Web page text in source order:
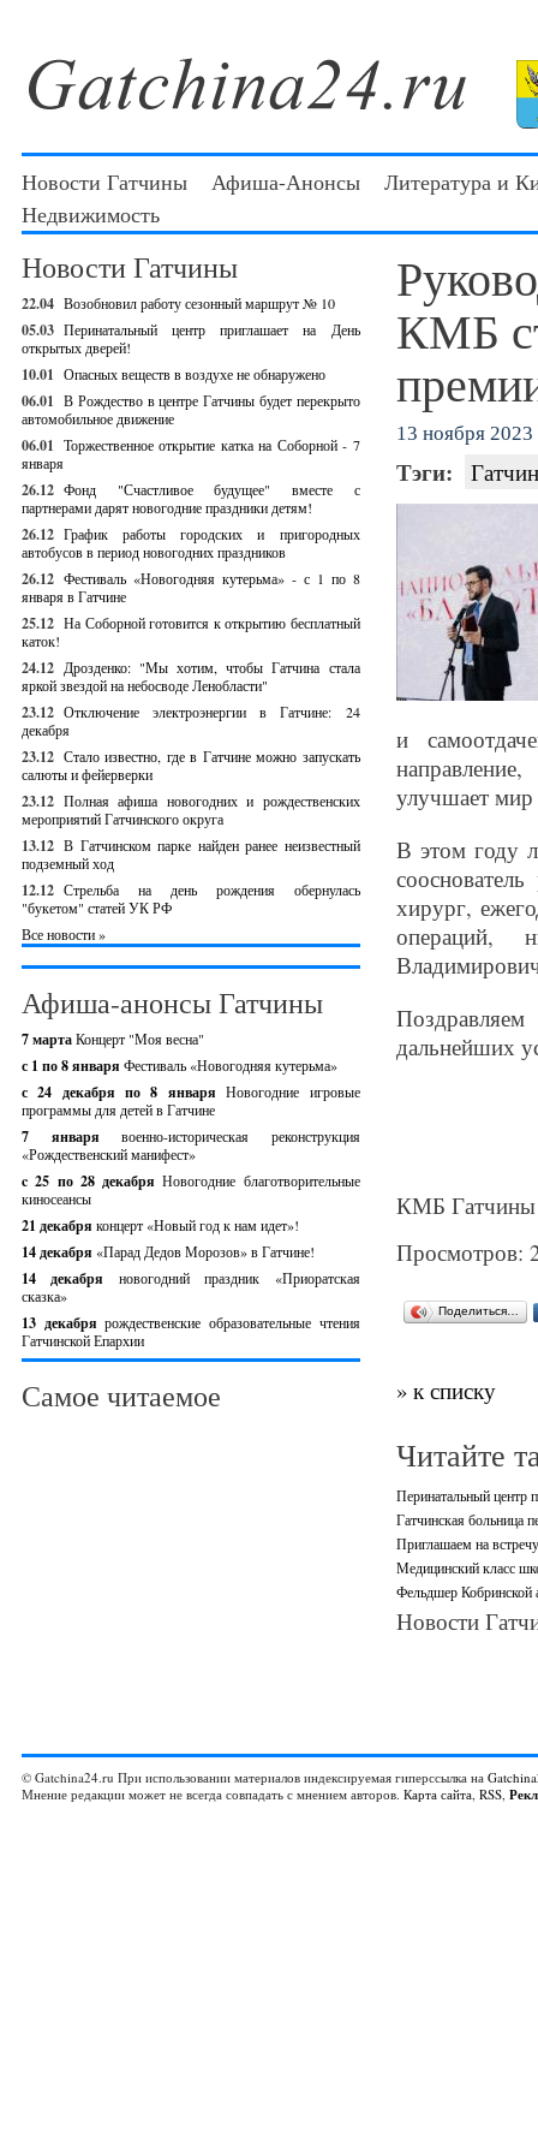
Новости Гатчины Афиша-Анонсы
Литература и
Недвижимость
Новости Гатчины
22.04 Возобновил работу сезонный маршрут № 10
05.03 Перинатальный центр приглашает на День
открытых дверей!
10.01 Опасных веществ в воздухе не обнаружено
06.01 В Рождество в центре Гатчины будет перекрыто
автомобильное движение
06.01 Торжественное открытие катка на Соборной - 7
января
26.12 Фонд "Счастливое будущее" вместе с
партнерами дарят новогодние праздники детям!
26.12 График работы городских и пригородных
автобусов в период новогодних праздников
26.12 Фестиваль «Новогодняя кутерьма» - с 1 по 8
января в Гатчине
25.12 На Соборной готовится к открытию бесплатный
каток!
24.12 Дрозденко: "Мы хотим, чтобы Гатчина стала
яркой звездой на небосводе Ленобласти"
23.12 Отключение электроэнергии в Гатчине: 24
декабря
23.12 Стало известно, где в Гатчине можно запускать
салюты и фейерверки
23.12 Полная афиша новогодних и рождественских
мероприятий Гатчинского округа
13.12 В Гатчинском парке найден ранее неизвестный
подземный ход
12.12 Стрельба на день рождения обернулась
"букетом" статей УК РФ
Все новости »
Афиша-анонсы Гатчины
7 мартаКонцерт "Моя весна"
с 1 по 8 января Фестиваль «Новогодняя кутерьма»
с 24 декабря по 8 январяНовогодние игровые
программы для детей в Гатчине
7 январявоенно-историческая реконструкция
«Рождественский манифест»
c 25 по 28 декабряНовогодние благотворительные
киносеансы
21 декабря концерт «Новый год к нам идет»!
14 декабря «Парад Дедов Морозов» в Гатчине!
14 декабря новогодний праздник «Приоратская
сказка»
13 декабрярождественские образовательные чтения
Гатчинской Епархии
Самое читаемое
КМБ
13 ноября 2023
Тэги:
и
улучшает мир
В этом году
хирург,
операций,
дальнейших
КМБ Гатчины
Просмотров:
Поделиться…
» к списку
Читайте
Перинатальный центр
Гатчинская больница
Приглашаем на
Медицинский класс
Фельдшер Кобринской
Новости
© Gatchina24.ru При использовании материалов индексируемая гиперссылка на
Мнение редакции может не всегда совпадать с мнением авторов. Карта сайта, RSS,